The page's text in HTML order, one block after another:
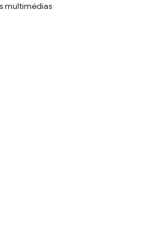
multimédias